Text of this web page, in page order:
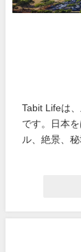
Tabit Lifeは
です。日本
ル、絶景、